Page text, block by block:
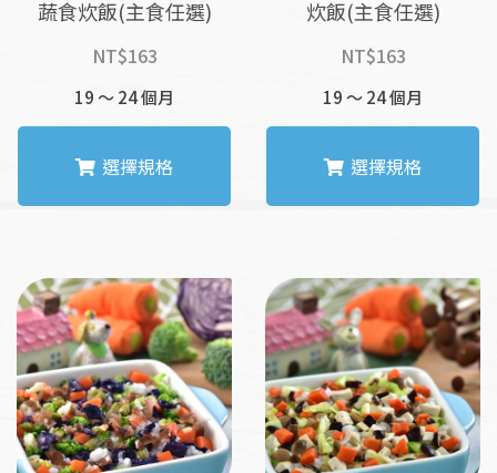
蔬食炊飯(主食任選)
NT$163
19 ～ 24 個月
選擇規格
品
有
多
種
款
式。
可
在
炊飯(主食任選)
NT$163
19 ～ 24 個月
選擇規格
品
有
多
種
款
式。
可
在